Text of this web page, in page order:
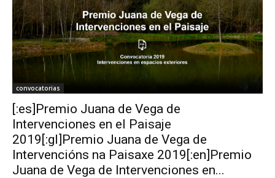
convocatorias
[:es]Premio Juana de Vega de
Intervenciones en el Paisaje
2019[:gl]Premio Juana de Vega de
Intervencións na Paisaxe 2019[:en]Premio
Juana de Vega de Intervenciones en...